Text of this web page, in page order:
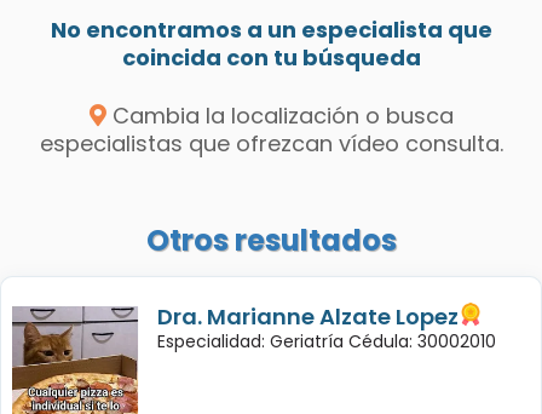
No encontramos a un especialista que
coincida con tu búsqueda
Cambia la localización o busca
especialistas que ofrezcan vídeo consulta.
Otros resultados
Dra. Marianne Alzate Lopez
Especialidad: Geriatría Cédula: 30002010